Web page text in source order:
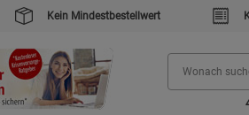
Kein Mindestbestellwert